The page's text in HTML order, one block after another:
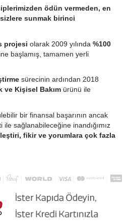
ödün vermeden, en
sunmak birinci
projesi olarak 2009 yılında %100
başlamış, tamamen yerli
sürecinin ardından 2018
ve Kişisel Bakım ürünü ile
bir finansal başarının ancak
sağlanabileceğine inandığımız
fikir ve yorumlara çok fazla